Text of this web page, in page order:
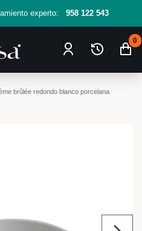
experto: 958 122 543
0
brûlée redondo blanco porcelana